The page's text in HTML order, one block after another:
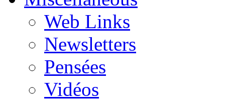
Web Links
Newsletters
Pensées
Vidéos